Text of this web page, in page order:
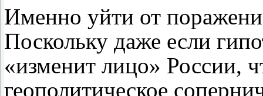
Именно уйти от
Поскольку даже если
«изменит лицо» России,
геополитическое